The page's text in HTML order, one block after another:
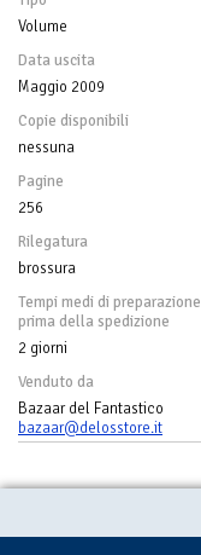
Volume
Data uscita
Maggio 2009
Copie disponibili
nessuna
Pagine
256
Rilegatura
brossura
Tempi medi di preparazione
prima della spedizione
2 giorni
Venduto da
Bazaar del Fantastico
bazaar@delosstore.it